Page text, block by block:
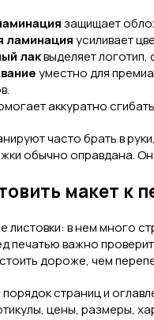
защищает
ламинацияусиливает
лаквыделяет логотип,
уместно для
аккуратно
часто брать в
обычно оправдана.
макет к
листовки: в нем много
печатью важно
дороже, чем
страниц и
цены, размеры,